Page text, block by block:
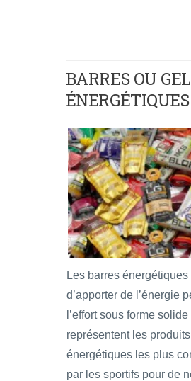
BARRES OU
Les barres
d’apporter de l’énergie
l’effort sous forme solide
représentent les produits
énergétiques les plus
par les sportifs pour de